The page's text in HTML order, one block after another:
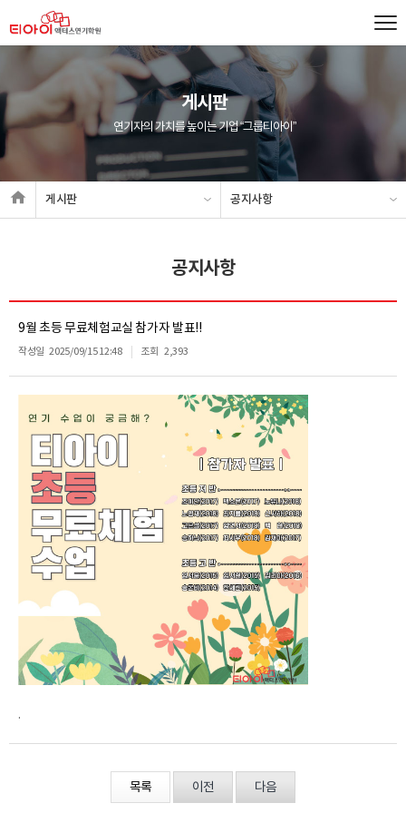
게시판
연기자의 가치를 높이는 기업 “그룹티아이”
게시판 공지사항
공지사항
9월 초등 무료체험교실 참가자 발표!!
작성일 2025/09/15 12:48 조회 2,393
.
목록 이전 다음